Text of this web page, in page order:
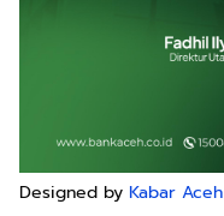
Designed by Kabar Aceh